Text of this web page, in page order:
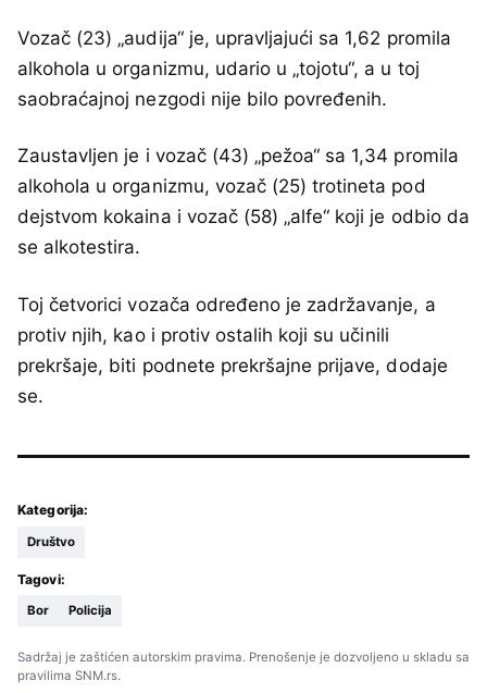
Vozač (23) „audija“ je, upravljajući sa 1,62 promila
alkohola u organizmu, udario u „tojotu“, a u toj
saobraćajnoj nezgodi nije bilo povređenih.
Zaustavljen je i vozač (43) „pežoa“ sa 1,34 promila
alkohola u organizmu, vozač (25) trotineta pod
dejstvom kokaina i vozač (58) „alfe“ koji je odbio da
se alkotestira.
Toj četvorici vozača određeno je zadržavanje, a
protiv njih, kao i protiv ostalih koji su učinili
prekršaje, biti podnete prekršajne prijave, dodaje
se.
Kategorija:
Društvo
Tagovi:
Bor Policija
Sadržaj je zaštićen autorskim pravima. Prenošenje je dozvoljeno u skladu sa
pravilima SNM.rs.